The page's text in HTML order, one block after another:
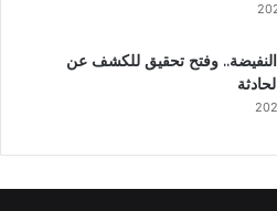
النفيضة.. وفتح تحقيق للكشف عن